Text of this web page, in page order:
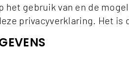
het gebruik van en de
privacyverklaring. Het